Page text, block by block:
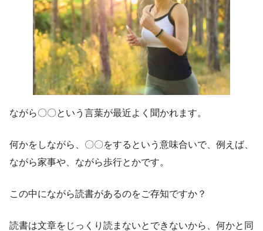
ながら〇〇という言葉が最近よく聞かれます。
何かをしながら、〇〇をするという意味合いで、例えば、
ながら家事や、ながら歩行とかです。
この中にながら読書があるのをご存知ですか？
読書は文章をじっくり読まないとできないから、何かと同